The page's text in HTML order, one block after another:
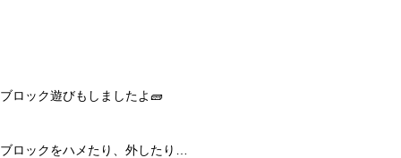
ブロック遊びもしましたよ🧱
ブロックをハメたり、外したり…